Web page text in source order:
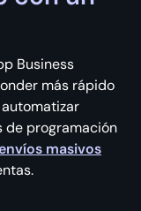
Business
más rápido
de programación
masivos